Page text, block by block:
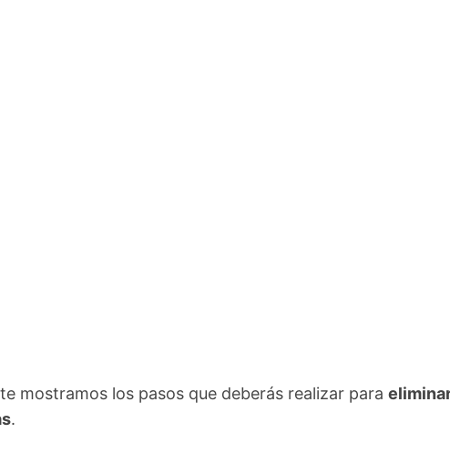
mostramos los pasos que deberás realizar para
.